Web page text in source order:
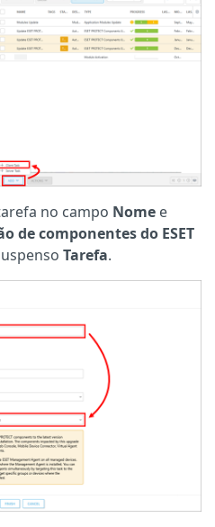
no campo Nome e
de componentes do ESET
Tarefa.